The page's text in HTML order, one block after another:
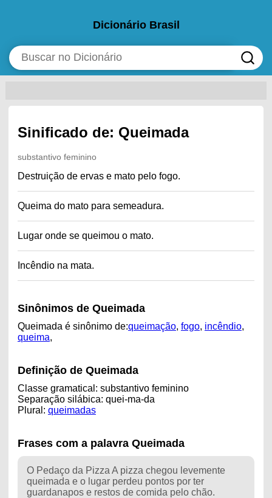
Dicionário Brasil
Sinificado de: Queimada
substantivo feminino
Destruição de ervas e mato pelo fogo.
Queima do mato para semeadura.
Lugar onde se queimou o mato.
Incêndio na mata.
Sinônimos de Queimada
Queimada é sinônimo de:queimação, fogo, incêndio,
queima,
Definição de Queimada
Classe gramatical: substantivo feminino
Separação silábica: quei-ma-da
Plural: queimadas
Frases com a palavra Queimada
O Pedaço da Pizza A pizza chegou levemente
queimada e o lugar perdeu pontos por ter
guardanapos e restos de comida pelo chão.